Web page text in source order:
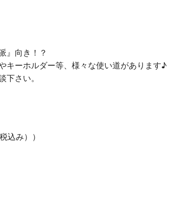
』向き！？
キーホルダー等、様々な使い道があります♪
さい。
込み））